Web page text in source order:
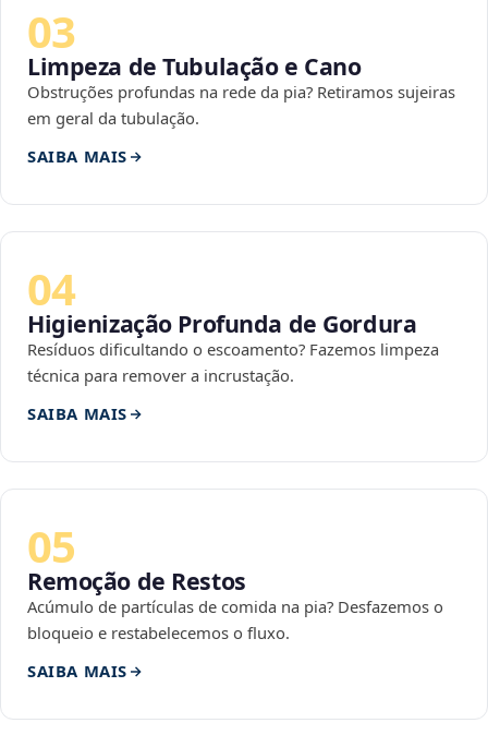
03
Limpeza de Tubulação e Cano
Obstruções profundas na rede da pia? Retiramos sujeiras
em geral da tubulação.
SAIBA MAIS
04
Higienização Profunda de Gordura
Resíduos dificultando o escoamento? Fazemos limpeza
técnica para remover a incrustação.
SAIBA MAIS
05
Remoção de Restos
Acúmulo de partículas de comida na pia? Desfazemos o
bloqueio e restabelecemos o fluxo.
SAIBA MAIS